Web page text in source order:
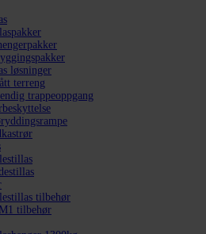
løsninger
terreng
trappeoppgang
tilbehør
tilbehør